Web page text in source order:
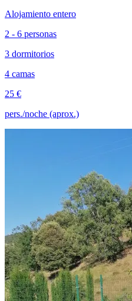
Alojamiento entero
2 - 6 personas
3 dormitorios
4 camas
25 €
pers./noche (aprox.)